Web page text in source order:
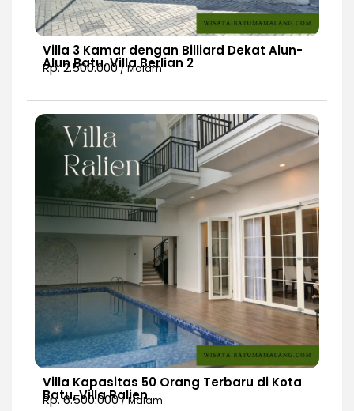
Villa 3 Kamar dengan Billiard Dekat Alun-
Alun Batu, Villa Berlian 2
Rp. 2.500.000/ Malam
Villa Kapasitas 50 Orang Terbaru di Kota
Batu, Villa Ralien
Rp. 6.500.000/ Malam